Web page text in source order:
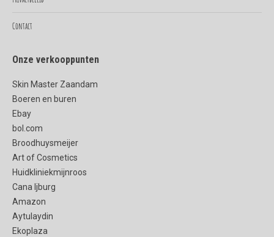
Contact
Onze verkooppunten
Skin Master Zaandam
Boeren en buren
Ebay
bol.com
Broodhuysmeijer
Art of Cosmetics
Huidkliniekmijnroos
Cana Ijburg
Amazon
Aytulaydin
Ekoplaza